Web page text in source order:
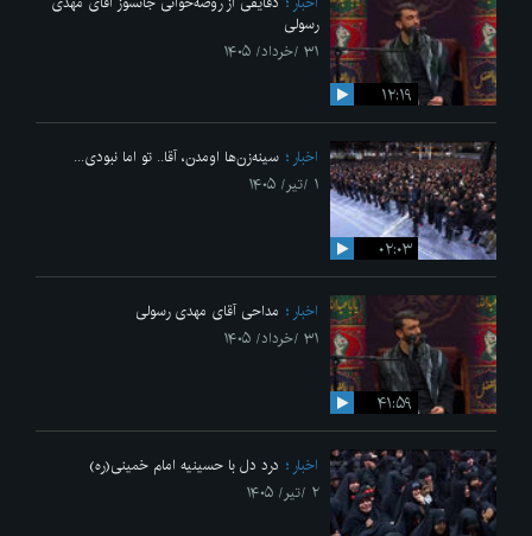
۱۲:۱۹
رسولی
۳۱ /خرداد/ ۱۴۰۵
۰۲:۰۳
اخبار
سینه‌زن‌ها اومدن،‌ آقا.. تو اما نبودی...
۱ /تیر/ ۱۴۰۵
۴۱:۵۹
اخبار
مداحی آقای مهدی رسولی
۳۱ /خرداد/ ۱۴۰۵
اخبار
درد دل با حسینیه امام خمینی(ره)
۲ /تیر/ ۱۴۰۵